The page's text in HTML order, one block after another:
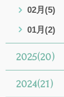
02月(5)
01月(2)
2025(20)
2024(21)